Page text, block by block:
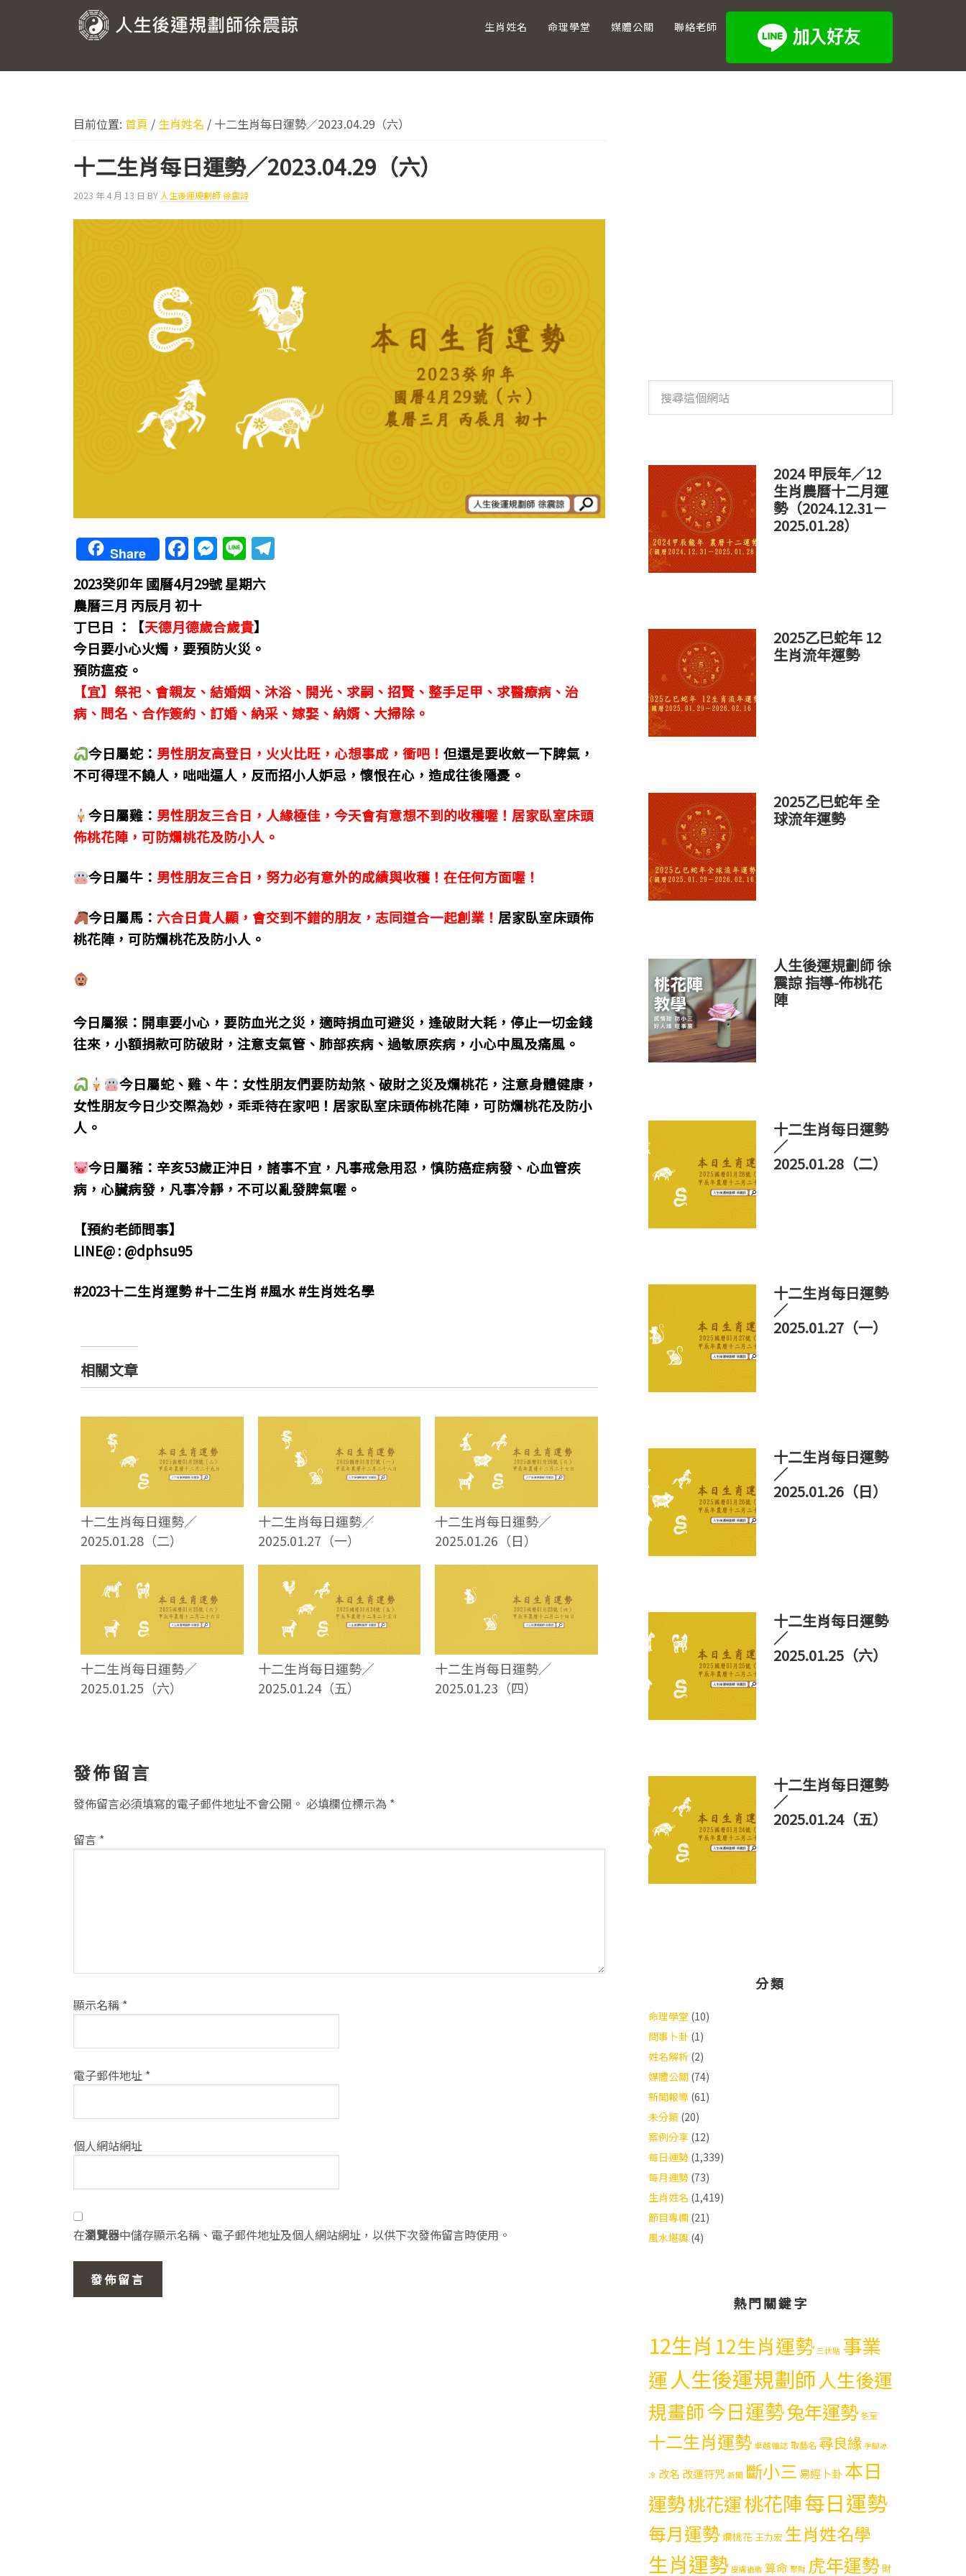
生
運
劃
師
徐
生肖姓名 命理學堂 媒體公關 聯絡老師
目前位置: 首頁 / 生肖姓名 / 十二生肖每日運勢／2023.04.29（六）
十二生肖每日運勢／2023.04.29（六）
2023 年 4 月 13 日 BY 人生後運規劃師 徐震諒
Share F
a
c
e
b
o
o
k
M
e
ss
e
n
g
er
Li
n
e
2023癸卯年國曆4月29號 星期六
農曆三月 丙辰月 初十
丁巳日 ：【天德月德歲合歲貴】
今日要小心火燭，要預防火災。
預防瘟疫。
【宜】祭祀、會親友、結婚姻、沐浴、開光、求嗣、招賢、整手足甲、求醫療病、治
病、問名、合作簽約、訂婚、納采、嫁娶、納婿、大掃除。
今日屬蛇： 男性朋友高登日，火火比旺，心想事成，衝吧！但還是要收斂一下脾氣，
不可得理不饒人，咄咄逼人，反而招小人妒忌，懷恨在心，造成往後隱憂。
今日屬雞： 男性朋友三合日，人緣極佳，今天會有意想不到的收穫喔！居家臥室床頭
佈桃花陣，可防爛桃花及防小人。
今日屬牛： 男性朋友三合日，努力必有意外的成績與收穫！在任何方面喔！
今日屬馬： 六合日貴人顯，會交到不錯的朋友，志同道合一起創業！ 居家臥室床頭佈
桃花陣，可防爛桃花及防小人。
今日屬猴：開車要小心，要防血光之災，適時捐血可避災，逢破財大耗，停止一切金錢
往來，小額捐款可防破財，注意支氣管、肺部疾病、過敏原疾病，小心中風及痛風。
今日屬蛇、雞、牛：女性朋友們要防劫煞、破財之災及爛桃花，注意身體健康，
女性朋友今日少交際為妙，乖乖待在家吧！居家臥室床頭佈桃花陣，可防爛桃花及防小
人。
今日屬豬：辛亥53歲正沖日，諸事不宜，凡事戒急用忍，慎防癌症病發、心血管疾
病，心臟病發，凡事冷靜，不可以亂發脾氣喔。
【預約老師問事】
LINE@ : @dphsu95
#2023十二生肖運勢 #十二生肖 #風水 #生肖姓名學
相關文章
十二生肖每日運勢／
2025.01.28（二）
十二生肖每日運勢／
2025.01.27（一）
十二生肖每日運勢／
2025.01.26（日）
十二生肖每日運勢／
2025.01.25（六）
十二生肖每日運勢／
2025.01.24（五）
十二生肖每日運勢／
2025.01.23（四）
讀
者
互
動
發佈留言
發佈留言必須填寫的電子郵件地址不會公開。 必填欄位標示為 *
留言 *
顯示名稱 *
電子郵件地址 *
個人網站網址
在瀏覽器中儲存顯示名稱、電子郵件地址及個人網站網址，以供下次發佈留言時使用。
這
站
2024 甲辰年／12
生肖農曆十二月運
勢（2024.12.31－
2025.01.28）
2025乙巳蛇年 12
生肖流年運勢
2025乙巳蛇年 全
球流年運勢
人生後運規劃師 徐
震諒 指導-佈桃花
陣
十二生肖每日運勢
／
2025.01.28（二）
十二生肖每日運勢
／
2025.01.27（一）
十二生肖每日運勢
／
2025.01.26（日）
十二生肖每日運勢
／
2025.01.25（六）
十二生肖每日運勢
／
2025.01.24（五）
分類
命理學堂 (10)
問事卜卦 (1)
姓名解析 (2)
媒體公關 (74)
新聞報導 (61)
未分類 (20)
案例分享 (12)
每日運勢 (1,339)
每月運勢 (73)
生肖姓名 (1,419)
節目專欄 (21)
風水堪輿 (4)
熱門關鍵字
12生肖 12生肖運勢 三伏貼 事業
運人生後運規劃師人生後運
規畫師今日運勢兔年運勢冬至
十二生肖運勢卓越雜誌 取藝名 尋良緣 手腳冰
冷 改名 改運符咒 新聞 斷小三易經卜卦本日
運勢桃花運桃花陣每日運勢
每月運勢 爛桃花 王力宏 生肖姓名學
生肖運勢 皮膚過敏 算命 聚財 虎年運勢 財